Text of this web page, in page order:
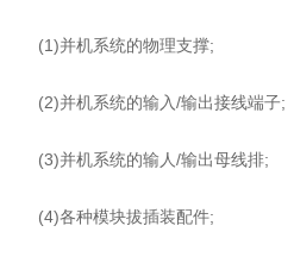
(1)并机系统的物理支撑;
(2)并机系统的输入/输出接线端子;
(3)并机系统的输人/输出母线排;
(4)各种模块拔插装配件;